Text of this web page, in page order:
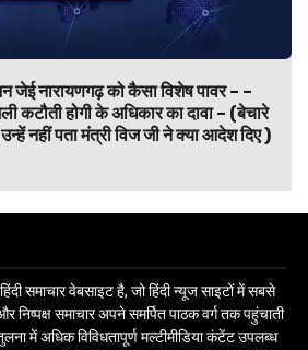
जेई नारायणगढ़ को कैसा विशेष पावर – –
कटौती होगी के अधिकार का दावा – (बेचारे
नहीं पता मंत्री विज जी ने क्या आदेश दिए )
समाचार वेबसाइट है, जो हिंदी न्यूज साइटों में सबसे
निष्पक्ष समाचार अपने समर्पित पाठक वर्ग तक पहुंचाती
में अधिक विविधतापूर्ण मल्टीमीडिया कंटेंट उपलब्ध